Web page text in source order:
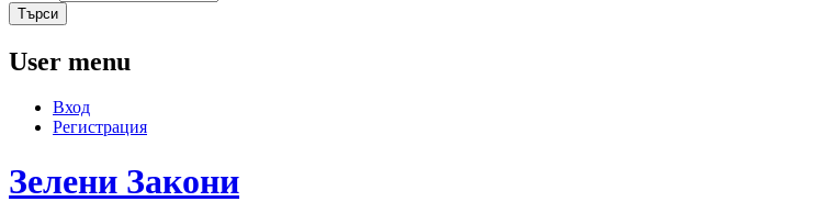
User menu
Вход
Регистрация
Зелени Закони